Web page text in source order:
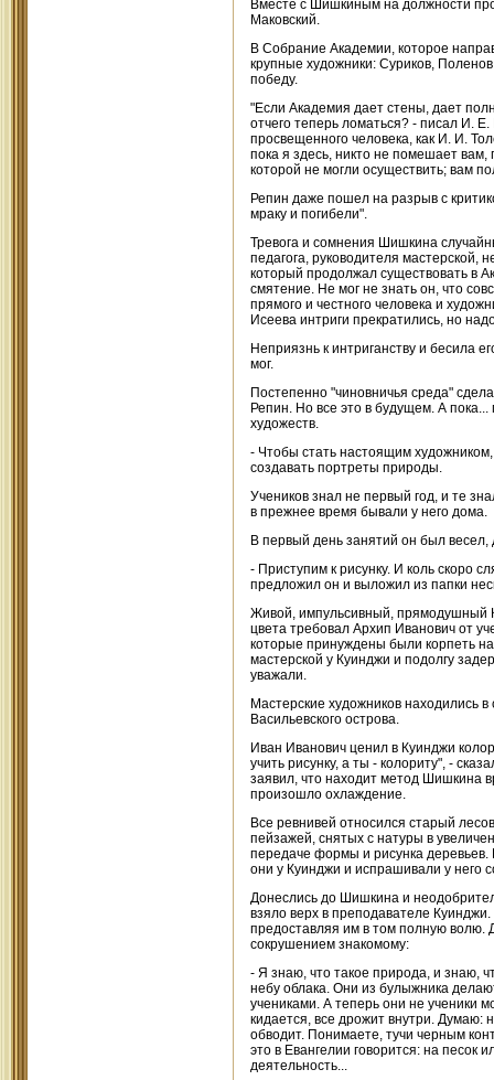
Вместе с Шишкиным на должности
Маковский.
В Собрание Академии, которое
крупные художники: Суриков,
победу.
"Если Академия дает стены, дает
отчего теперь ломаться? - писал И.
просвещенного человека, как И. И.
пока я здесь, никто не помешает
которой не могли осуществить; вам
Репин даже пошел на разрыв с
мраку и погибели".
Тревога и сомнения Шишкина
педагога, руководителя мастерской,
который продолжал существовать в
смятение. Не мог не знать он, что
прямого и честного человека и
Исеева интриги прекратились, но
Неприязнь к интриганству и бесила
мог.
Постепенно "чиновничья среда"
Репин. Но все это в будущем. А
художеств.
- Чтобы стать настоящим
создавать портреты природы.
Учеников знал не первый год, и те
в прежнее время бывали у него дома.
В первый день занятий он был
- Приступим к рисунку. И коль скоро
предложил он и выложил из папки
Живой, импульсивный, прямодушный
цвета требовал Архип Иванович от
которые принуждены были корпеть
мастерской у Куинджи и подолгу
уважали.
Мастерские художников
Васильевского острова.
Иван Иванович ценил в Куинджи
учить рисунку, а ты - колориту", -
заявил, что находит метод Шишкина
произошло охлаждение.
Все ревнивей относился старый
пейзажей, снятых с натуры в
передаче формы и рисунка
они у Куинджи и испрашивали у него
Донеслись до Шишкина и
взяло верх в преподавателе
предоставляя им в том полную волю.
сокрушением знакомому:
- Я знаю, что такое природа, и знаю,
небу облака. Они из булыжника
учениками. А теперь они не ученики
кидается, все дрожит внутри. Думаю:
обводит. Понимаете, тучи черным
это в Евангелии говорится: на песок
деятельность...